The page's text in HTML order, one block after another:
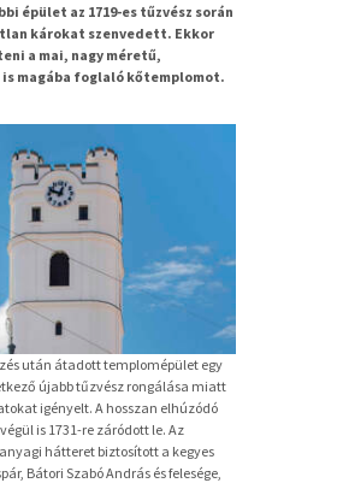
épület az 1719-es tűzvész során
károkat szenvedett. Ekkor
a mai, nagy méretű,
magába foglaló kőtemplomot.
után átadott templomépület egy
újabb tűzvész rongálása miatt
igényelt. A hosszan elhúzódó
is 1731-re záródott le. Az
hátteret biztosított a kegyes
Bátori Szabó András és felesége,